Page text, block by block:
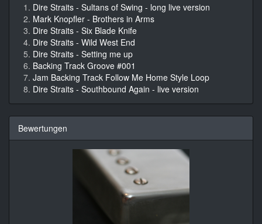
Dire Straits - Sultans of Swing - long live version
Mark Knopfler - Brothers in Arms
Dire Straits - Six Blade Knife
Dire Straits - Wild West End
Dire Straits - Setting me up
Backing Track Groove #001
Jam Backing Track Follow Me Home Style Loop
Dire Straits - Southbound Again - live version
Bewertungen